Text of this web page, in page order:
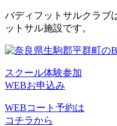
コ
ン
ン
へ
ス
キ
ッ
バディフットサルクラブ
ットサル施設です。
スクール体験参加
WEBお申込み
WEBコート予約は
コチラから